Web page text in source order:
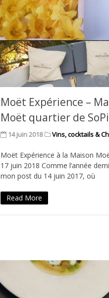
Moët Expérience –
Moët quartier de SoPi
14 juin 2018 Vins, cocktails &
Moët Expérience à la Maison
17 juin 2018 Comme l’année
mon post du 14 juin 2017, où
Read More